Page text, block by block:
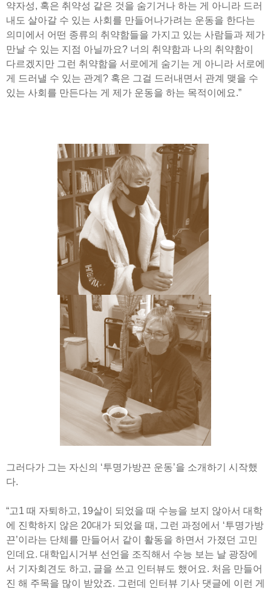
약자성, 혹은 취약성 같은 것을 숨기거나 하는 게 아니라 드러
내도 살아갈 수 있는 사회를 만들어나가려는 운동을 한다는
의미에서 어떤 종류의 취약함들을 가지고 있는 사람들과 제가
만날 수 있는 지점 아닐까요? 너의 취약함과 나의 취약함이
다르겠지만 그런 취약함을 서로에게 숨기는 게 아니라 서로에
게 드러낼 수 있는 관계? 혹은 그걸 드러내면서 관계 맺을 수
있는 사회를 만든다는 게 제가 운동을 하는 목적이에요.”
그러다가 그는 자신의 ‘투명가방끈 운동’을 소개하기 시작했
다.
“고1 때 자퇴하고, 19살이 되었을 때 수능을 보지 않아서 대학
에 진학하지 않은 20대가 되었을 때, 그런 과정에서 ‘투명가방
끈’이라는 단체를 만들어서 같이 활동을 하면서 가졌던 고민
인데요. 대학입시거부 선언을 조직해서 수능 보는 날 광장에
서 기자회견도 하고, 글을 쓰고 인터뷰도 했어요. 처음 만들어
진 해 주목을 많이 받았죠. 그런데 인터뷰 기사 댓글에 이런 게